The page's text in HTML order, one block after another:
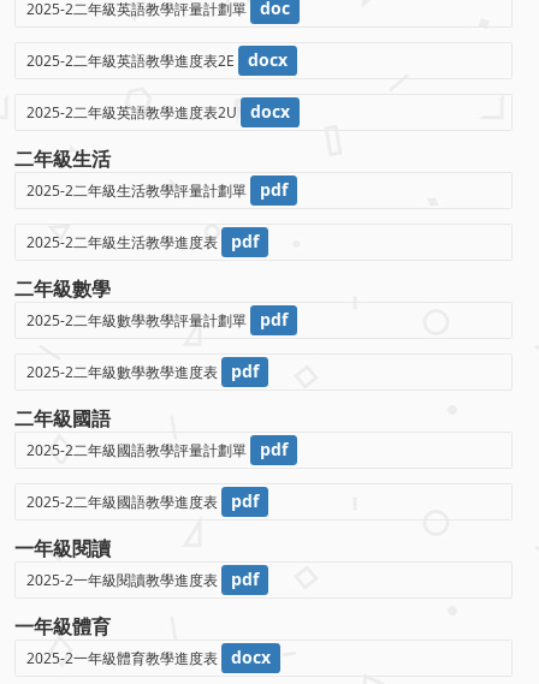
一年級體育
2025-2一年級體育教學進度表 docx
一年級閱讀
2025-2一年級閱讀教學進度表 pdf
二年級國語
2025-2二年級國語教學評量計劃單 pdf
2025-2二年級國語教學進度表 pdf
二年級數學
2025-2二年級數學教學評量計劃單 pdf
2025-2二年級數學教學進度表 pdf
二年級生活
2025-2二年級生活教學評量計劃單 pdf
2025-2二年級生活教學進度表 pdf
2025-2二年級英語教學評量計劃單 doc
2025-2二年級英語教學進度表2E docx
2025-2二年級英語教學進度表2U docx